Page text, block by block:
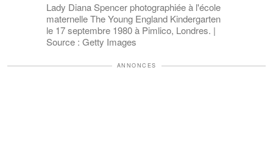
Lady Diana Spencer photographiée à l'école
maternelle The Young England Kindergarten
le 17 septembre 1980 à Pimlico, Londres. |
Source : Getty Images
ANNONCES